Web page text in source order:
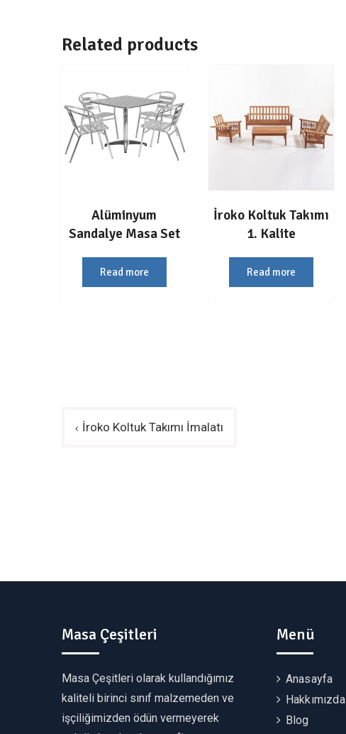
Related products
Alüminyum
Sandalye Masa Set
Read more
İroko Koltuk Takımı
1. Kalite
Read more
Yazıİroko Koltuk Takımı İmalatı
Masa Çeşitleri
Masa Çeşitleri olarak kullandığımız
kaliteli birinci sınıf malzemeden ve
işçiliğimizden ödün vermeyerek
Menü
Anasayfa
Hakkımızda
Blog